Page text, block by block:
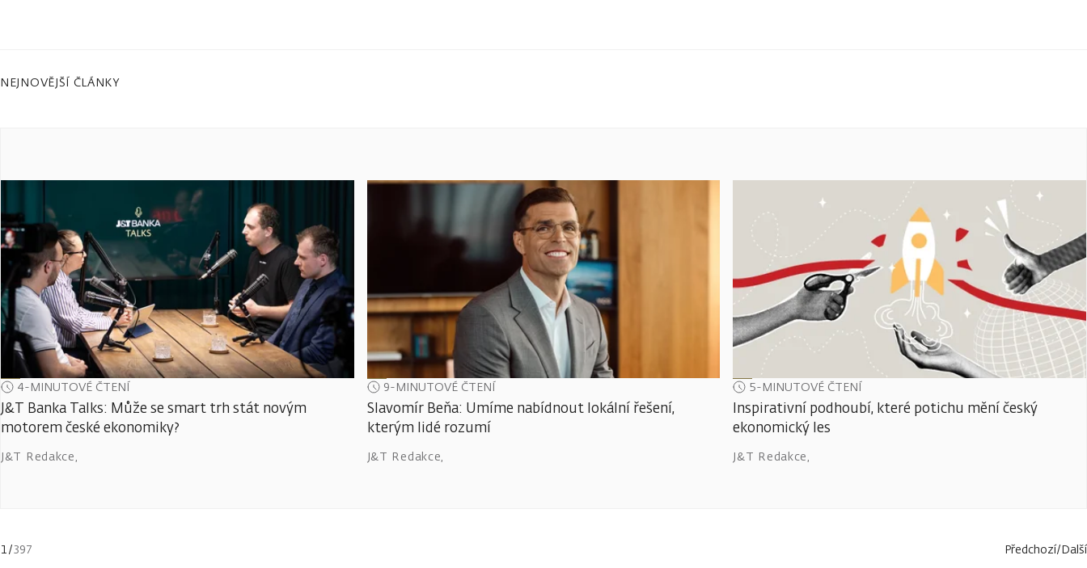
NEJNOVĚJŠÍ ČLÁNKY
4-MINUTOVÉ ČTENÍ
J&T Banka Talks: Může se smart trh stát novým
motorem české ekonomiky?
J&T Redakce,
9-MINUTOVÉ ČTENÍ
Slavomír Beňa: Umíme nabídnout lokální řešení,
kterým lidé rozumí
J&T Redakce,
5-MINUTOVÉ ČTENÍ
Inspirativní podhoubí, které potichu mění český
ekonomický les
J&T Redakce,
1/397 Předchozí/Další